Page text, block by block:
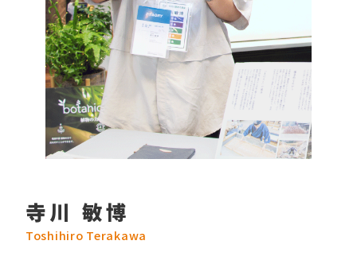
寺川 敏博
Toshihiro Terakawa